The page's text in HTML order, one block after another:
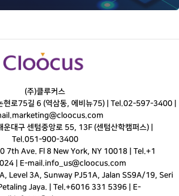
(주)클루커스
현로75길 6 (역삼동, 에비뉴75) | Tel.02-597-3400
marketing@cloocus.com
운대구 센텀중앙로 55, 13F (센텀산학캠퍼스) |
Tel.051-900-3400
7th Ave. Fl 8 New York, NY 10018 | Tel.+1
| E-mail.info_us@cloocus.com
Level 3A, Sunway PJ51A, Jalan SS9A/19, Seri
Jaya. | Tel.+6016 331 5396 | E-